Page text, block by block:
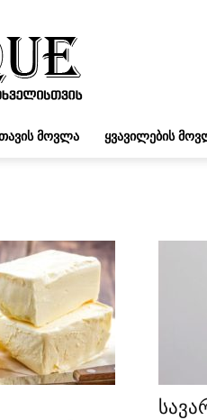
ᲛᲝᲕᲚᲐ ᲧᲕᲐᲕᲘᲚᲔᲑᲘᲡ